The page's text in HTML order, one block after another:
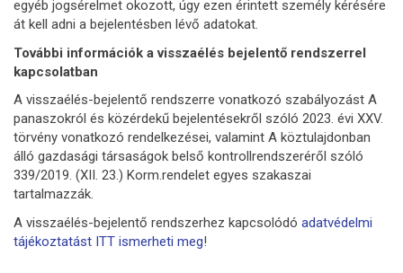
egyéb jogsérelmet okozott, úgy ezen érintett személy kérésére
át kell adni a bejelentésben lévő adatokat.
További információk a visszaélés bejelentő rendszerrel
kapcsolatban
A visszaélés-bejelentő rendszerre vonatkozó szabályozást A
panaszokról és közérdekű bejelentésekről szóló 2023. évi XXV.
törvény vonatkozó rendelkezései, valamint A köztulajdonban
álló gazdasági társaságok belső kontrollrendszeréről szóló
339/2019. (XII. 23.) Korm.rendelet egyes szakaszai
tartalmazzák.
A visszaélés-bejelentő rendszerhez kapcsolódó adatvédelmi
tájékoztatást ITT ismerheti meg!